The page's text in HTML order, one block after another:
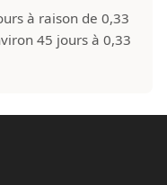
à raison de 0,33
45 jours à 0,33